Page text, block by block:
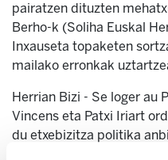
pairatzen dituzten
Berho-k (Soliha Euskal
Inxauseta topaketen
mailako erronkak
Herrian Bizi - Se loger au
Vincens eta Patxi Iriart
du etxebizitza politika
aurkezteko. Neurri